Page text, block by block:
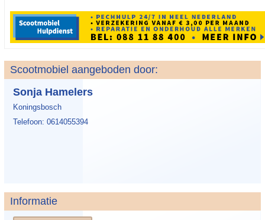
Scootmobiel aangeboden door:
Sonja Hamelers
Koningsbosch
Telefoon: 0614055394
Informatie